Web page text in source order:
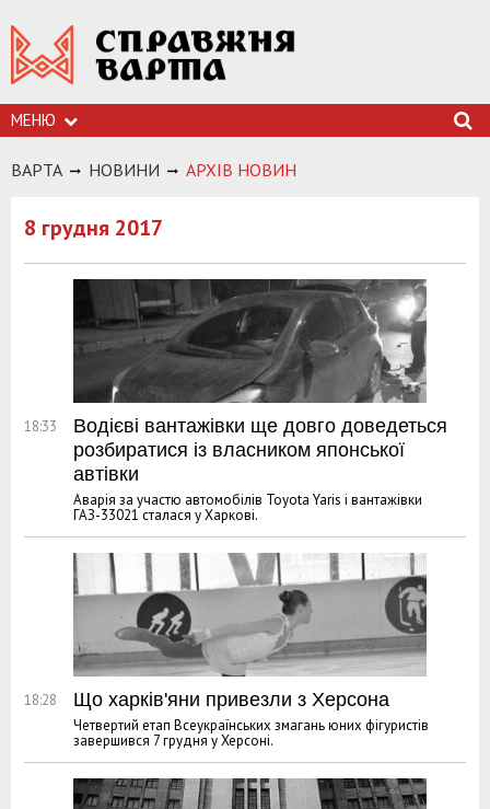
МЕНЮ
ВАРТА НОВИНИ АРХIВ НОВИН
8 грудня 2017
18:33
Водієві вантажівки ще довго доведеться
розбиратися із власником японської
автівки
Аварія за участю автомобілів Toyota Yaris і вантажівки
ГАЗ-33021 сталася у Харкові.
18:28 Що харків'яни привезли з Херсона
Четвертий етап Всеукраїнських змагань юних фігуристів
завершився 7 грудня у Херсоні.